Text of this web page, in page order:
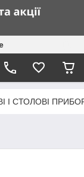
І СТОЛОВІ